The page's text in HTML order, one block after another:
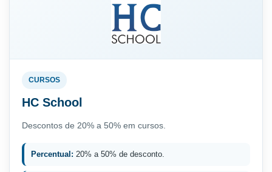
CURSOS
HC School
Descontos de 20% a 50% em cursos.
Percentual: 20% a 50% de desconto.